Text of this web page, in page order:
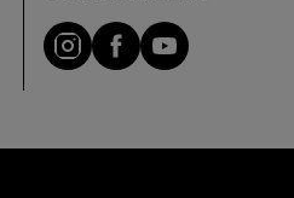
Instagram
FacebookYouTube